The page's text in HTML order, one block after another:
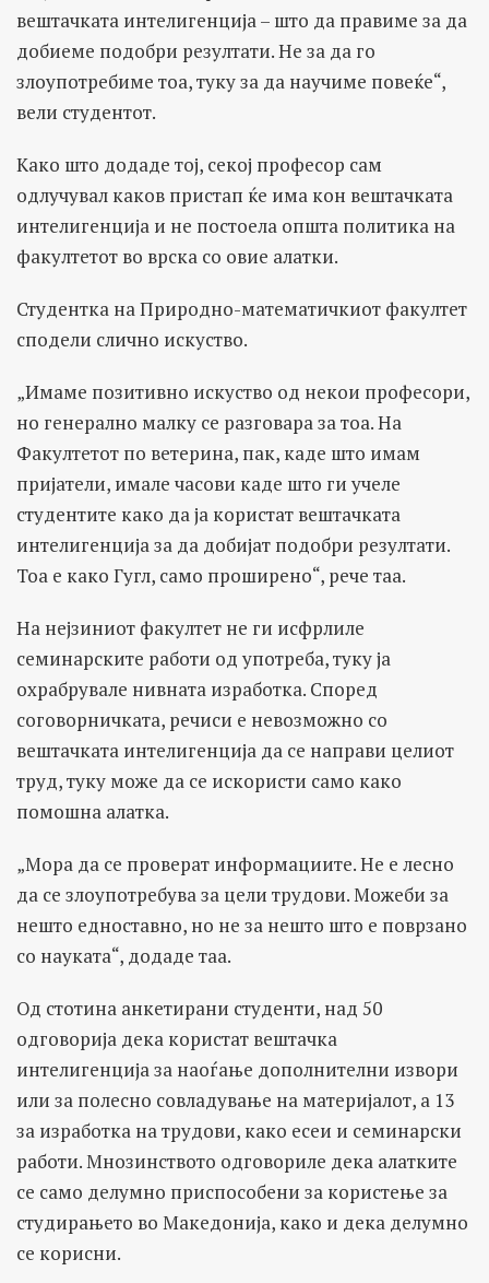
вештачката интелигенција – што да правиме за да
добиеме подобри резултати. Не за да го
злоупотребиме тоа, туку за да научиме повеќе“,
вели студентот.
Како што додаде тој, секој професор сам
одлучувал каков пристап ќе има кон вештачката
интелигенција и не постоела општа политика на
факултетот во врска со овие алатки.
Студентка на Природно-математичкиот факултет
сподели слично искуство.
„Имаме позитивно искуство од некои професори,
но генерално малку се разговара за тоа. На
Факултетот по ветерина, пак, каде што имам
пријатели, имале часови каде што ги учеле
студентите како да ја користат вештачката
интелигенција за да добијат подобри резултати.
Тоа е како Гугл, само проширено“, рече таа.
На нејзиниот факултет не ги исфрлиле
семинарските работи од употреба, туку ја
охрабрувале нивната изработка. Според
соговорничката, речиси е невозможно со
вештачката интелигенција да се направи целиот
труд, туку може да се искористи само како
помошна алатка.
„Мора да се проверат информациите. Не е лесно
да се злоупотребува за цели трудови. Можеби за
нешто едноставно, но не за нешто што е поврзано
со науката“, додаде таа.
Од стотина анкетирани студенти, над 50
одговорија дека користат вештачка
интелигенција за наоѓање дополнителни извори
или за полесно совладување на материјалот, а 13
за изработка на трудови, како есеи и семинарски
работи. Мнозинството одговориле дека алатките
се само делумно приспособени за користење за
студирањето во Македонија, како и дека делумно
се корисни.